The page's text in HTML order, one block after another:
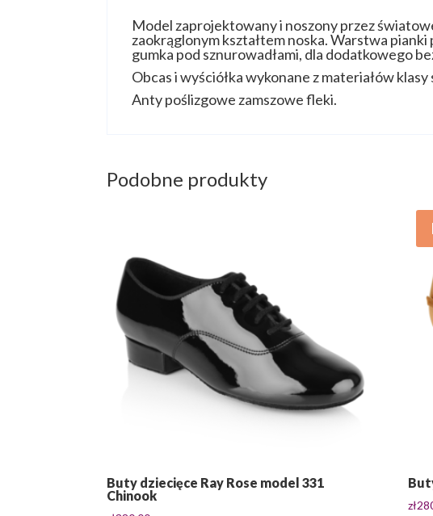
Model zaprojektowany i noszony przez
zaokrąglonym kształtem noska. Warstwa
gumka pod sznurowadłami, dla dodatkowego
Obcas i wyściółka wykonane z materiałów
Anty poślizgowe zamszowe fleki.
Podobne produkty
Buty dziecięce Ray Rose model 331
Chinook
zł